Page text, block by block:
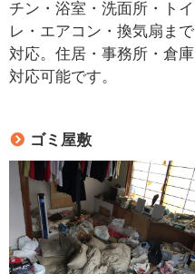
チン・浴室・洗面所・トイ
レ・エアコン・換気扇まで
対応。住居・事務所・倉庫
対応可能です。
ゴミ屋敷